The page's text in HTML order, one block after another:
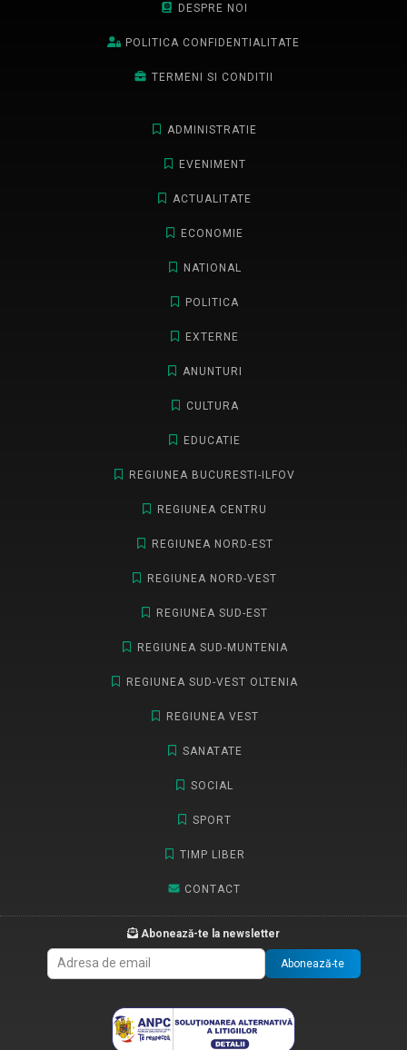
DESPRE NOI
POLITICA CONFIDENTIALITATE
TERMENI SI CONDITII
ADMINISTRATIE
EVENIMENT
ACTUALITATE
ECONOMIE
NATIONAL
POLITICA
EXTERNE
ANUNTURI
CULTURA
EDUCATIE
REGIUNEA BUCURESTI-ILFOV
REGIUNEA CENTRU
REGIUNEA NORD-EST
REGIUNEA NORD-VEST
REGIUNEA SUD-EST
REGIUNEA SUD-MUNTENIA
REGIUNEA SUD-VEST OLTENIA
REGIUNEA VEST
SANATATE
SOCIAL
SPORT
TIMP LIBER
CONTACT
Abonează-te la newsletter
Abonează-te